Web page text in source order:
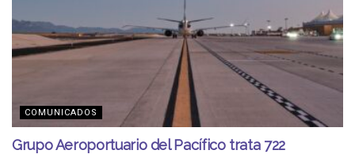
COMUNICADOS
Grupo Aeroportuario del Pacífico trata 722